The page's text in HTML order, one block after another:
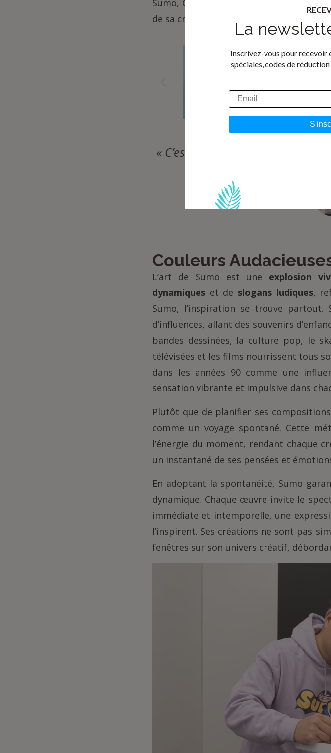
Sumo, Crazy Baldhead n’est pas juste
de sa créativité inépuisable.
« C’est mon identité, ma
Couleurs
L’art de Sumo est une explosion
dynamiques et de slogans ludiques,
Sumo, l’inspiration se trouve partout.
d’influences, allant des souvenirs
bandes dessinées, la culture pop, le
télévisées et les films nourrissent tous
dans les années 90 comme une
sensation vibrante et impulsive dans
Plutôt que de planifier ses
comme un voyage spontané. Cette
l’énergie du moment, rendant chaque
un instantané de ses pensées et
En adoptant la spontanéité, Sumo
dynamique. Chaque œuvre invite le
immédiate et intemporelle, une
l’inspirent. Ses créations ne sont pas
fenêtres sur son univers créatif,
La
Inscrivez-vous pour recevoir
spéciales, codes de